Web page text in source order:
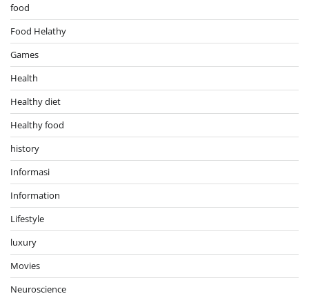
food
Food Helathy
Games
Health
Healthy diet
Healthy food
history
Informasi
Information
Lifestyle
luxury
Movies
Neuroscience